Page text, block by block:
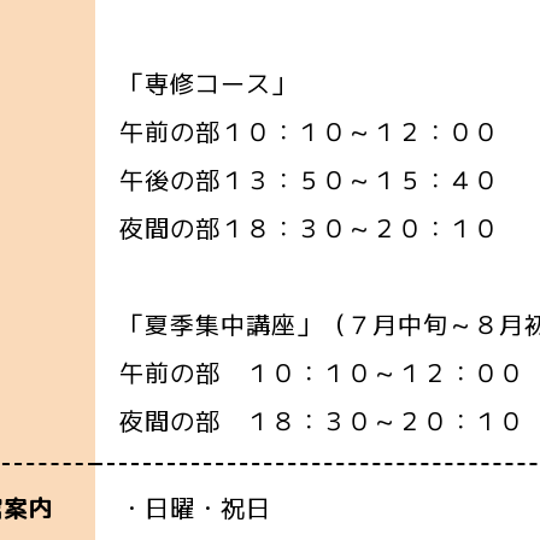
「専修コース」
午前の部１０：１０～１２：００
午後の部１３：５０～１５：４０
夜間の部１８：３０～２０：１０
「夏季集中講座」（７月中旬～８月
午前の部 １０：１０～１２：００
夜間の部 １８：３０～２０：１０
内
・日曜・祝日